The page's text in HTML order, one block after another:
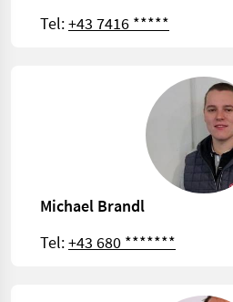
Tel:+43 7416 *****
Michael Brandl
Tel:+43 680 *******